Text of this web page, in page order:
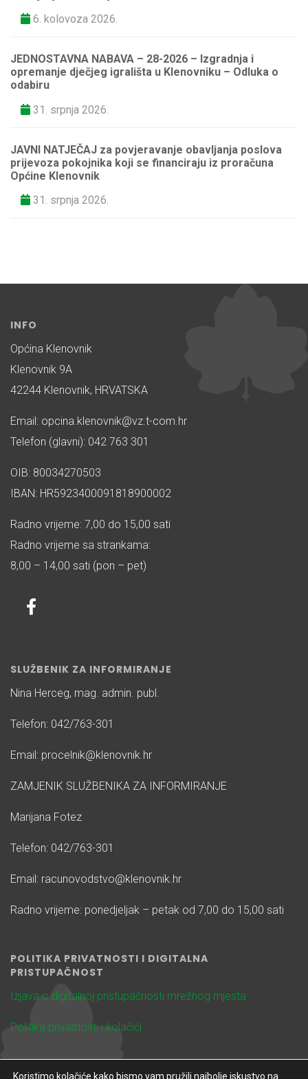
6. kolovoza 2026.
JEDNOSTAVNA NABAVA – 28-2026 – Izgradnja i
opremanje dječjeg igrališta u Klenovniku – Odluka o
odabiru
31. srpnja 2026.
JAVNI NATJEČAJ za povjeravanje obavljanja poslova
prijevoza pokojnika koji se financiraju iz proračuna
Općine Klenovnik
31. srpnja 2026.
INFO
Općina Klenovnik
Klenovnik 9A
42244 Klenovnik, HRVATSKA
Email: opcina.klenovnik@vz.t-com.hr
Telefon (glavni): 042 763 301
OIB: 80034270503
IBAN: HR5923400091818900002
Radno vrijeme: 7,00 do 15,00 sati
Radno vrijeme sa strankama:
8,00 – 14,00 sati (pon – pet)
SLUŽBENIK ZA INFORMIRANJE
Nina Herceg, mag. admin. publ.
Telefon: 042/763-301
Email: procelnik@klenovnik.hr
ZAMJENIK SLUŽBENIKA ZA INFORMIRANJE
Marijana Fotez
Telefon: 042/763-301
Email: racunovodstvo@klenovnik.hr
Radno vrijeme: ponedjeljak – petak od 7,00 do 15,00 sati
POLITIKA PRIVATNOSTI I DIGITALNA
PRISTUPAČNOST
Izjava o digitalnoj pristupačnosti mrežnog mjesta
Politika privatnosti i kolačići
Koristimo kolačiće kako bismo vam pružili najbolje iskustvo na